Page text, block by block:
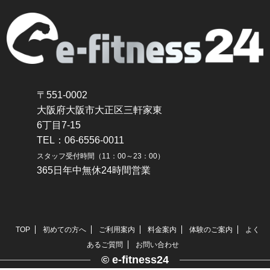
〒551-0002
大阪府大阪市大正区三軒家東
6丁目7-15
TEL：06-6556-0011
スタッフ受付時間（11：00～23：00）
365日年中無休24時間営業
TOP 初めての方へ ご利用案内 料金案内 体験のご案内
よく
あるご質問
お問い合わせ
© e-fitness24